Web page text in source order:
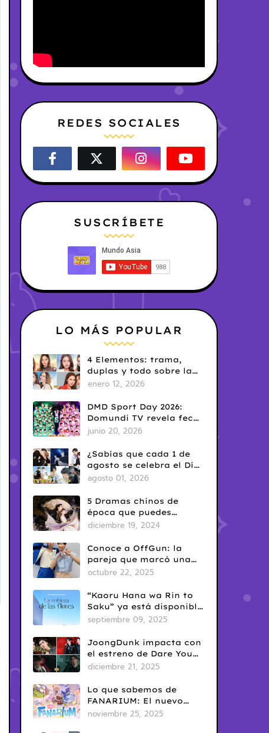
REDES SOCIALES
SUSCRÍBETE
LO MÁS POPULAR
4 Elementos: trama,
duplas y todo sobre la
saga GL antes de su
enero 12, 2026
DMD Sport Day 2026:
Domundi TV revela fecha
y temática
junio 20, 2026
¿Sabías que cada 1 de
agosto se celebra el Día
del Yaoi? Así nació una
conocidas del fandom
BL
agosto 01, 2026
5 Dramas chinos de
época que puedes
disfrutar en Netflix
diciembre 19, 2024
Conoce a OffGun: la
pareja que marcó una
era en el BL tailandés
octubre 22, 2025
“Kaoru Hana wa Rin to
Saku” ya está disponible
en Netflix: romance
clásico
septiembre 09, 2025
JoongDunk impacta con
el estreno de Dare You
To Death
diciembre 21, 2025
Lo que sabemos de
FANARIUM: El nuevo
juego para celular de
noviembre 25, 2025